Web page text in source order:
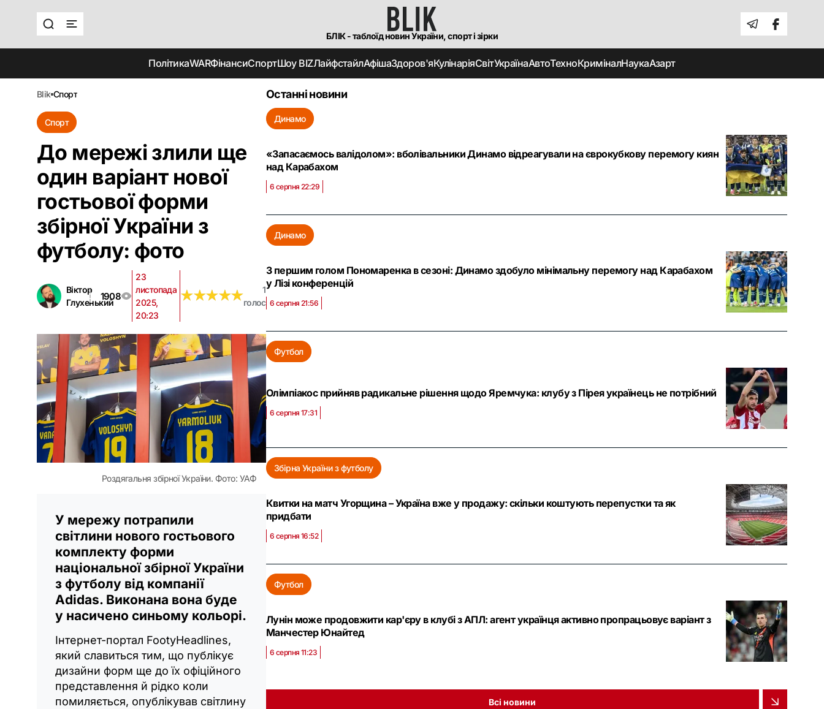
БЛІК - таблоїд новин України, спорт і зірки
ПолітикаWARФінансиСпортШоу BIZЛайфстайлАфішаЗдоров'яКулінаріяСвітУкраїнаАвтоТехноКриміналНаукаАзарт
blik спорт
Спорт
До мережі злили ще
один варіант нової
гостьової форми
збірної України з
футболу: фото
Віктор
Глухенький
1908
23
листопада
2025,
20:23
★★★★★
★★★★★
1
голос
Роздягальня збірної України. Фото: УАФ
У мережу потрапили
світлини нового гостьового
комплекту форми
національної збірної України
з футболу від компанії
Adidas. Виконана вона буде
у насичено синьому кольорі.
Інтернет-портал FootyHeadlines,
який славиться тим, що публікує
дизайни форм ще до їх офіційного
представлення й рідко коли
помиляється, опублікував світлину
Останні новини
Динамо
«Запасаємось валідолом»: вболівальники Динамо відреагували на єврокубкову перемогу киян
над Карабахом
6 серпня 22:29
Динамо
З першим голом Пономаренка в сезоні: Динамо здобуло мінімальну перемогу над Карабахом
у Лізі конференцій
6 серпня 21:56
Футбол
Олімпіакос прийняв радикальне рішення щодо Яремчука: клубу з Пірея українець не потрібний
6 серпня 17:31
Збірна України з футболу
Квитки на матч Угорщина – Україна вже у продажу: скільки коштують перепустки та як
придбати
6 серпня 16:52
Футбол
Лунін може продовжити кар'єру в клубі з АПЛ: агент українця активно пропрацьовує варіант з
Манчестер Юнайтед
6 серпня 11:23
Всі новини